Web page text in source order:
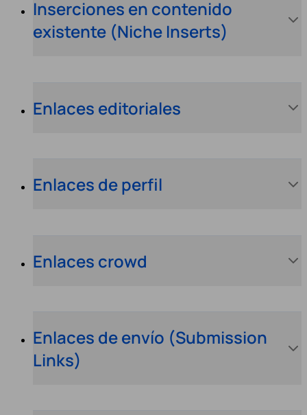
Inserciones en contenido
existente (Niche Inserts)
Enlaces editoriales
Enlaces de perfil
Enlaces crowd
Enlaces de envío (Submission
Links)